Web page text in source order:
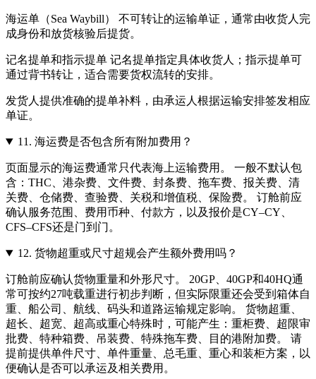
海运单（Sea Waybill） 不可转让的运输单证，通常由收货人完
成身份和放货核验后提货。
记名提单和指示提单 记名提单指定具体收货人；指示提单可
通过背书转让，适合需要货权流转的安排。
发货人提供准确的提单补料，由承运人根据运输安排签发相应
单证。
11. 海运费是否包含所有附加费用？
页面显示的海运费通常只代表海上运输费用。 一般不默认包
含：THC、港杂费、文件费、封条费、拖车费、报关费、清
关费、仓储费、查验费、关税和增值税、保险费。 订舱前应
确认服务范围、费用币种、付款方，以及报价是CY–CY、
CFS–CFS还是门到门。
12. 货物超重或尺寸超规会产生额外费用吗？
订舱前应确认货物重量和外形尺寸。 20GP、40GP和40HQ通
常可按约27吨载重进行初步判断，但实际限重还会受到箱体自
重、船公司、航线、码头和道路运输规定影响。 货物超重、
超长、超宽、超高或重心特殊时，可能产生：重柜费、超限审
批费、特种箱费、吊装费、特殊拖车费、目的港附加费。 请
提前提供单件尺寸、单件重量、总毛重、重心和装柜方案，以
便确认是否可以承运及相关费用。